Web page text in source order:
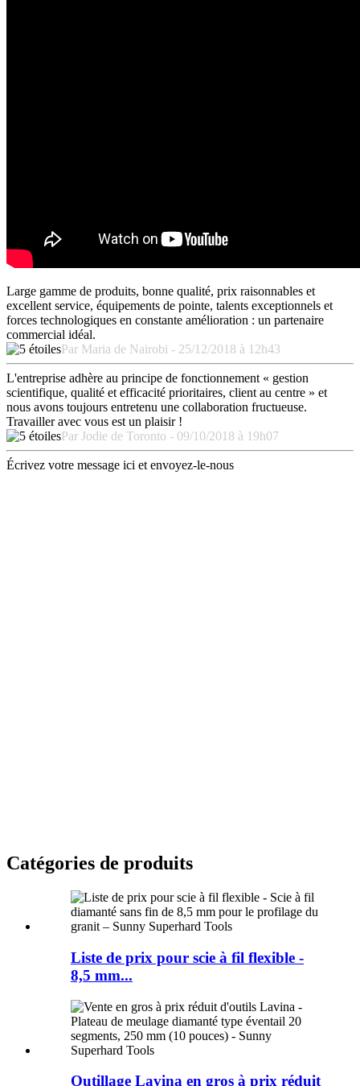
Large gamme de produits, bonne qualité, prix raisonnables et
excellent service, équipements de pointe, talents exceptionnels et
forces technologiques en constante amélioration : un partenaire
commercial idéal.
Par Maria de Nairobi - 25/12/2018 à 12h43
L'entreprise adhère au principe de fonctionnement « gestion
scientifique, qualité et efficacité prioritaires, client au centre » et
nous avons toujours entretenu une collaboration fructueuse.
Travailler avec vous est un plaisir !
Par Jodie de Toronto - 09/10/2018 à 19h07
Écrivez votre message ici et envoyez-le-nous
Catégories de produits
Liste de prix pour scie à fil flexible -
8,5 mm...
Outillage Lavina en gros à prix réduit